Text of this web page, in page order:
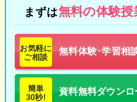
まずは無料の体験授
お気軽に
ご相談
無料体験･学習相
簡単
30秒!
資料無料ダウンロ